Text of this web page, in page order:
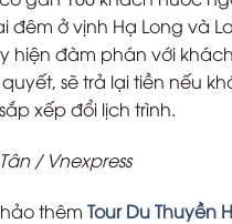
đêm ở vịnh Hạ Long và
hiện đàm phán với
sẽ trả lại tiền nếu
xếp đổi lịch trình.
/ Vnexpress
thêm Tour Du Thuyền